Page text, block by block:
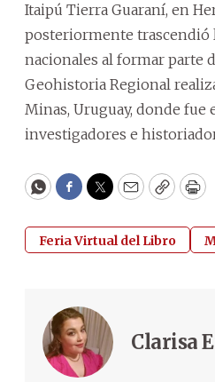
Itaipú Tierra Guaraní, en
posteriormente trascendió
nacionales al formar parte
Geohistoria Regional
Minas, Uruguay, donde fue
investigadores e
WhatsApp
Facebook
Twitter
EmailCopy
Feria Virtual del Libro
Clarisa